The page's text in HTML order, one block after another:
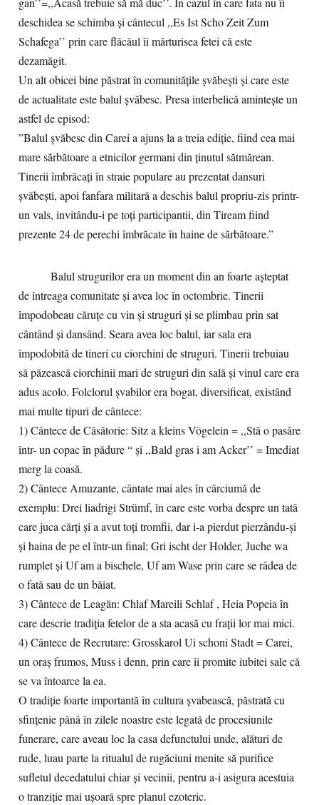
deschidea se schimba şi cântecul ,,Es Ist Scho Zeit Zum
Schafega’’ prin care flăcăul îi mărturisea fetei că este
dezamăgit.
Un alt obicei bine păstrat în comunitățile șvăbești și care este
de actualitate este balul șvăbesc. Presa interbelică amintește un
astfel de episod:
”Balul șvăbesc din Carei a ajuns la a treia ediție, fiind cea mai
mare sărbătoare a etnicilor germani din ținutul sătmărean.
Tinerii îmbrăcați în straie populare au prezentat dansuri
șvăbești, apoi fanfara militară a deschis balul propriu-zis printr-
un vals, invitându-i pe toți participantii, din Tiream fiind
prezente 24 de perechi îmbrăcate în haine de sărbătoare.”
Balul strugurilor era un moment din an foarte aşteptat
de întreaga comunitate şi avea loc în octombrie. Tinerii
împodobeau căruţe cu vin şi struguri şi se plimbau prin sat
cântând şi dansând. Seara avea loc balul, iar sala era
împodobită de tineri cu ciorchini de struguri. Tinerii trebuiau
să păzească ciorchinii mari de struguri din sală şi vinul care era
adus acolo. Folclorul şvabilor era bogat, diversificat, existând
mai multe tipuri de cântece:
1) Cântece de Căsătorie: Sitz a kleins Vögelein = ,,Stă o pasăre
într- un copac în pădure “ şi ,,Bald gras i am Acker’’ = Imediat
merg la coasă.
2) Cântece Amuzante, cântate mai ales în cârciumă de
exemplu: Drei liadrigi Strümf, în care este vorba despre un tată
care juca cărţi şi a avut toţi tromfii, dar i-a pierdut pierzându-şi
şi haina de pe el într-un final; Gri ischt der Holder, Juche wa
rumplet şi Uf am a bischele, Uf am Wase prin care se râdea de
o fată sau de un băiat.
3) Cântece de Leagăn: Chlaf Mareili Schlaf , Heia Popeia în
care descrie tradiţia fetelor de a sta acasă cu fraţii lor mai mici.
4) Cântece de Recrutare: Grosskarol Ui schoni Stadt = Carei,
un oraş frumos, Muss i denn, prin care îi promite iubitei sale că
se va întoarce la ea.
O tradiție foarte importantă în cultura șvabească, păstrată cu
sfințenie până în zilele noastre este legată de procesiunile
funerare, care aveau loc la casa defunctului unde, alături de
rude, luau parte la ritualul de rugăciuni menite să purifice
sufletul decedatului chiar şi vecinii, pentru a-i asigura acestuia
o tranziție mai ușoară spre planul ezoteric.